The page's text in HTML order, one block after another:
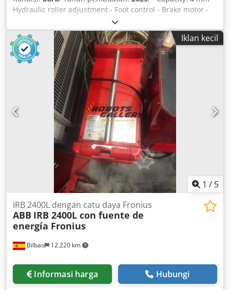
Hydraulic roller adjustment - Foot control - Brake motor -
Adjustable hydraulic pressure - Supplied with 3 sets of
rollers - Emergency stop Chodpfxsq Tdm Ae Alrea - 400V
Iklan kecil
1 / 5
Bilbao 12.220 km
IRB 2400L dengan catu daya Fronius
ABB IRB 2400L con fuente de
energía Fronius
Informasi harga Hubungi